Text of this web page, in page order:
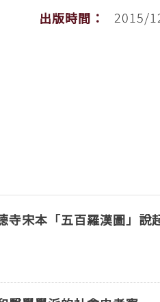
出版時間：
2015/
宋本「五百羅漢圖」說